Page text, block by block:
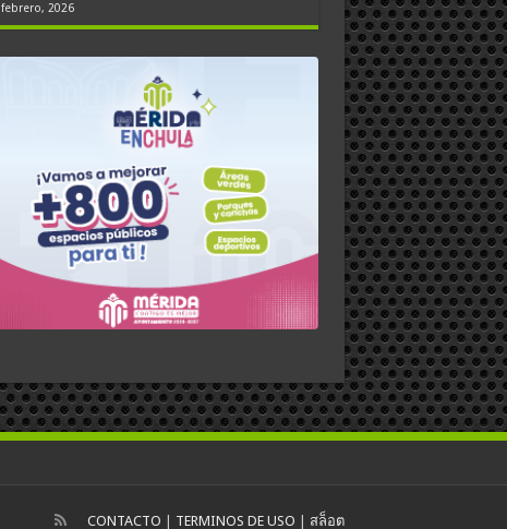
febrero, 2026
CONTACTO TERMINOS DE USO สล็อต